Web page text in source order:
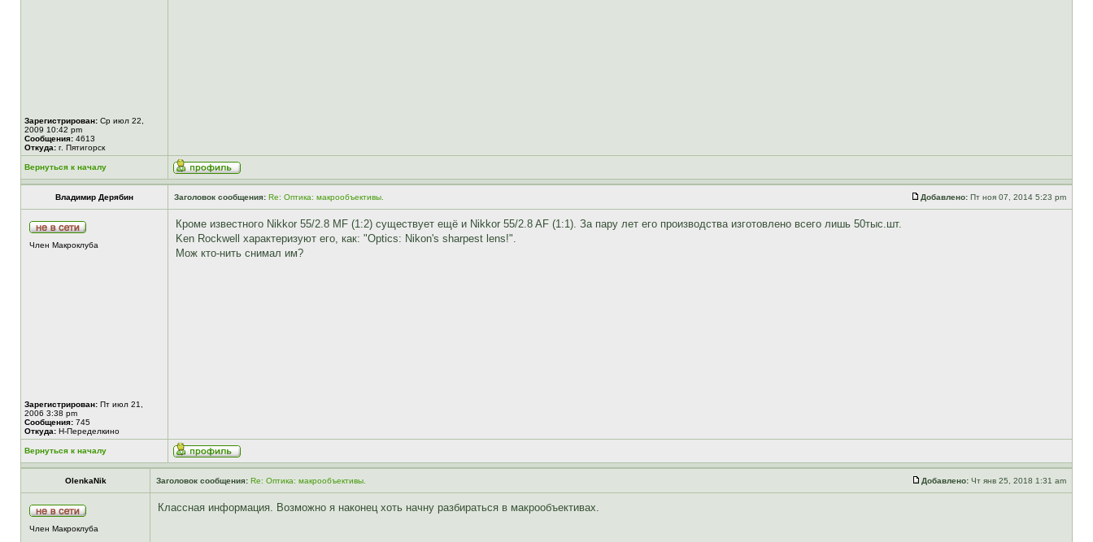
Зарегистрирован: Ср июл 22,
2009 10:42 pm
Сообщения: 4613
Откуда: г. Пятигорск
Вернуться к началу
Владимир Дерябин Заголовок сообщения: Re: Оптика: макрообъективы. Добавлено: Пт ноя 07, 2014 5:23 pm
Член Макроклуба
Зарегистрирован: Пт июл 21,
2006 3:38 pm
Сообщения: 745
Откуда: Н-Переделкино
Кроме известного Nikkor 55/2.8 MF (1:2) существует ещё и Nikkor 55/2.8 AF (1:1). За пару лет его производства изготовлено всего лишь 50тыс.шт.
Ken Rockwell характеризуют его, как: "Optics: Nikon's sharpest lens!".
Мож кто-нить снимал им?
Вернуться к началу
OlenkaNik Заголовок сообщения: Re: Оптика: макрообъективы. Добавлено: Чт янв 25, 2018 1:31 am
Член Макроклуба
Классная информация. Возможно я наконец хоть начну разбираться в макрообъективах.